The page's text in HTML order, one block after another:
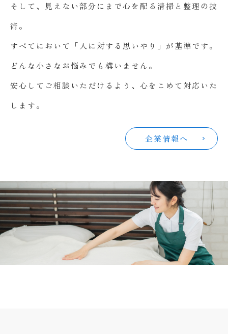
そして、見えない部分にまで心を配る清掃と整理の技
術。
すべてにおいて「人に対する思いやり」が基準です。
どんな小さなお悩みでも構いません。
安心してご相談いただけるよう、心をこめて対応いた
します。
企業情報へ